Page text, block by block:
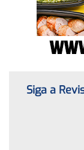
Siga a